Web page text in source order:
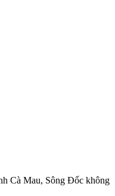
Cà Mau, Sông Đốc không